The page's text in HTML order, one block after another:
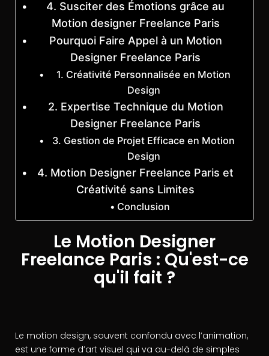
4. Susciter des Émotions grâce au
Motion designer Freelance Paris
Pourquoi Faire Appel à un Motion
Designer Freelance Paris
1. Créativité Personnalisée en Motion
Design
2. Expertise Technique du Motion
Designer Freelance Paris
3. Gestion de Projet Efficace en Motion
Design
4. Motion Designer Freelance Paris et
Créativité sans Limites
Conclusion
Le Motion Designer
Freelance Paris : Qu'est-ce
qu'il fait ?
Le motion design, souvent confondu avec l’animation,
est une forme d’art visuel qui va au-delà de simples